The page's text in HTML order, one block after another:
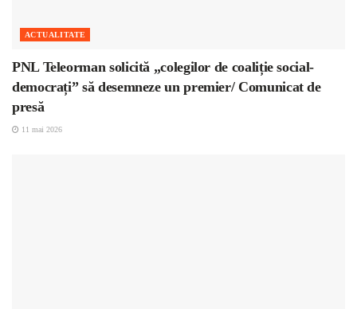
ACTUALITATE
PNL Teleorman solicită „colegilor de coaliție social-
democrați” să desemneze un premier/ Comunicat de
presă
11 mai 2026